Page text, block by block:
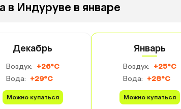
в Индуруве в январе
Декабрь
Воздух: +26°C
Вода: +29°C
Можно купаться
Январь
Воздух: +25°C
Вода: +28°C
Можно купаться